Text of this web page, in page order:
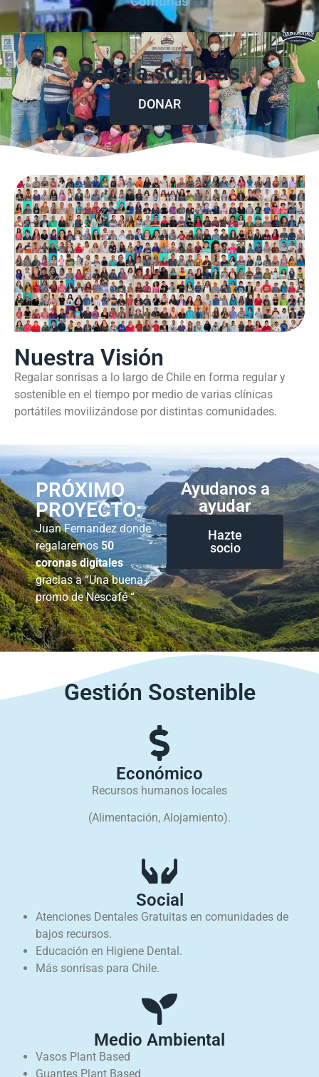
Regala sonrisas
DONAR
Nuestra Visión
Regalar sonrisas a lo largo de Chile en forma regular y
sostenible en el tiempo por medio de varias clínicas
portátiles movilizándose por distintas comunidades.
PRÓXIMO
PROYECTO:
Juan Fernandez donde
regalaremos 50
coronas digitales
gracias a “Una buena
promo de Nescafé “
Ayudanos a
ayudar
Hazte
socio
Gestión Sostenible
Económico
Recursos humanos locales
(Alimentación, Alojamiento).
Social
Atenciones Dentales Gratuitas en comunidades de
bajos recursos.
Educación en Higiene Dental.
Más sonrisas para Chile.
Medio Ambiental
Vasos Plant Based
Guantes Plant Based